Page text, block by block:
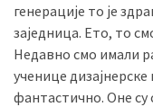
генерације то је
заједница. Ето, то
Недавно смо имали
ученице
фантастично. Оне су